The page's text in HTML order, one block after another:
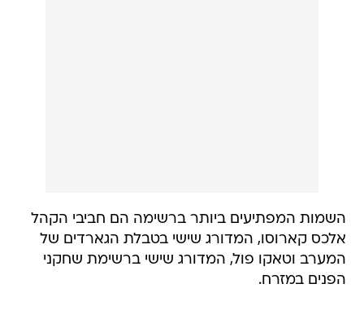
השמות המפתיעים ביותר ברשימה הם חביבי הקהל
אלכס קארוסו, המדורג שישי בטבלת הגארדים של
המערב וטאקו פול, המדורג שישי ברשימת שחקני
הפנים במזרח.